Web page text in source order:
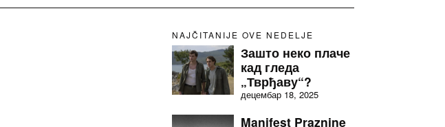
NAJČITANIJE OVE NEDELJE
Зашто неко плаче
кад гледа
„Тврђаву“?
децембар 18, 2025
Manifest Praznine